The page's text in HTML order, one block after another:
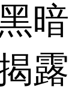
暗
露